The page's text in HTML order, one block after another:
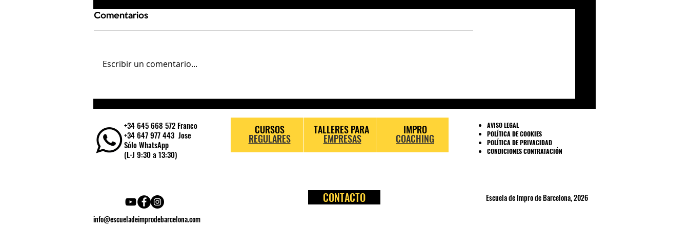
Comentarios
Escribir un comentario...
+34 645 668 572 Franco
+34 647 977 443 Jose
Sólo WhatsApp
(L-J 9:30 a 13:30)
CURSOS
REGULARES
TALLERES PARA
EMPRESAS
IMPRO
COACHING
CONTACTO
AVISO LEGAL
POLÍTICA DE COOKIES
POLÍTICA DE PRIVACIDAD
CONDICIONES CONTRATACIÓN
Escuela de Impro de Barcelona, 2026
info@escueladeimprodebarcelona.com